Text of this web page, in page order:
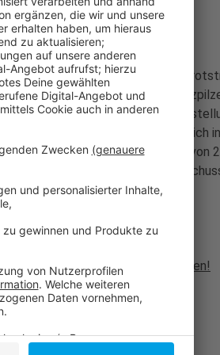
zu den Gasheizpilzen sollen
Ein generelles Verbot von
sein. Zudem kann die
Gastronomen gerade nicht zusätzlich
nach Corona eine Übergangszeit von
November 2020) im
des Stadtrates zum Nachlesen!